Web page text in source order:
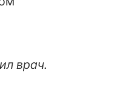
врач.